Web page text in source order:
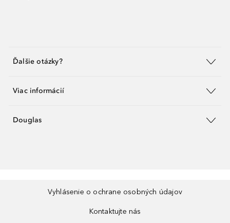
Ďalšie otázky?
Viac informácií
Douglas
Vyhlásenie o ochrane osobných údajov
Kontaktujte nás